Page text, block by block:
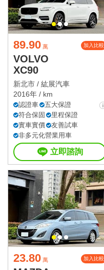
89.90 萬 加入比較
VOLVO
XC90
新北市 / 紘展汽車
2016年 / km
認證車
五大保證
符合保固
里程保證
實車實價
友善試車
非多元化營業用車
立即諮詢
23.80 萬 加入比較